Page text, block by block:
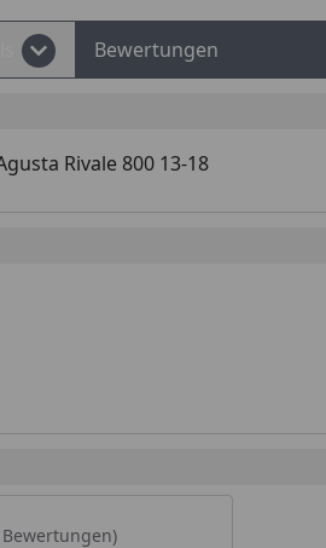
Bewertungen
Rivale 800 13-18
Bewertungen)